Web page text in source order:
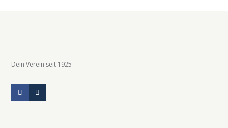
Dein Verein seit 1925